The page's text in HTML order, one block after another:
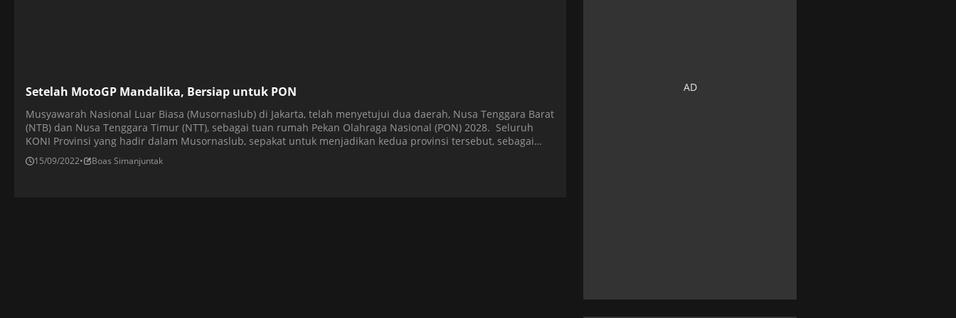
Setelah MotoGP Mandalika, Bersiap untuk PON
Musyawarah Nasional Luar Biasa (Musornaslub) di Jakarta, telah menyetujui dua daerah, Nusa Tenggara Barat
(NTB) dan Nusa Tenggara Timur (NTT), sebagai tuan rumah Pekan Olahraga Nasional (PON) 2028. Seluruh
KONI Provinsi yang hadir dalam Musornaslub, sepakat untuk menjadikan kedua provinsi tersebut, sebagai
penyelenggara pesta olahraga terbesar nasional tersebut untuk edisi ke XXII. Diberitakan Skor, KONI […]
15/09/2022• Boas Simanjuntak